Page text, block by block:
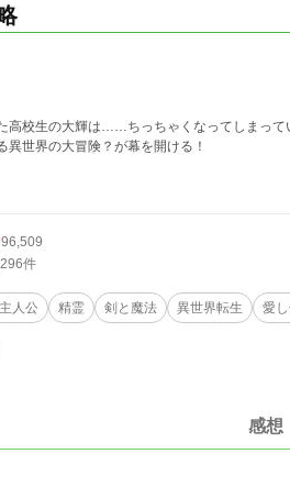
高校生の大輝は……ちっちゃくなってしまって
世界の大冒険？が幕を開ける！
96,509
件
人公 精霊 剣と魔法 異世界転生 愛
感想